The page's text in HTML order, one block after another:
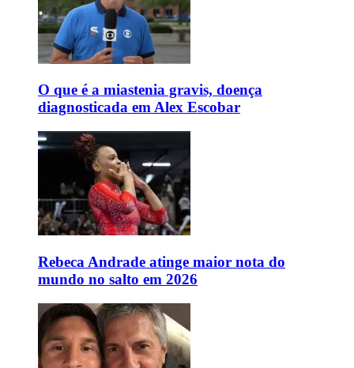
O que é a miastenia gravis, doença
diagnosticada em Alex Escobar
Rebeca Andrade atinge maior nota do
mundo no salto em 2026